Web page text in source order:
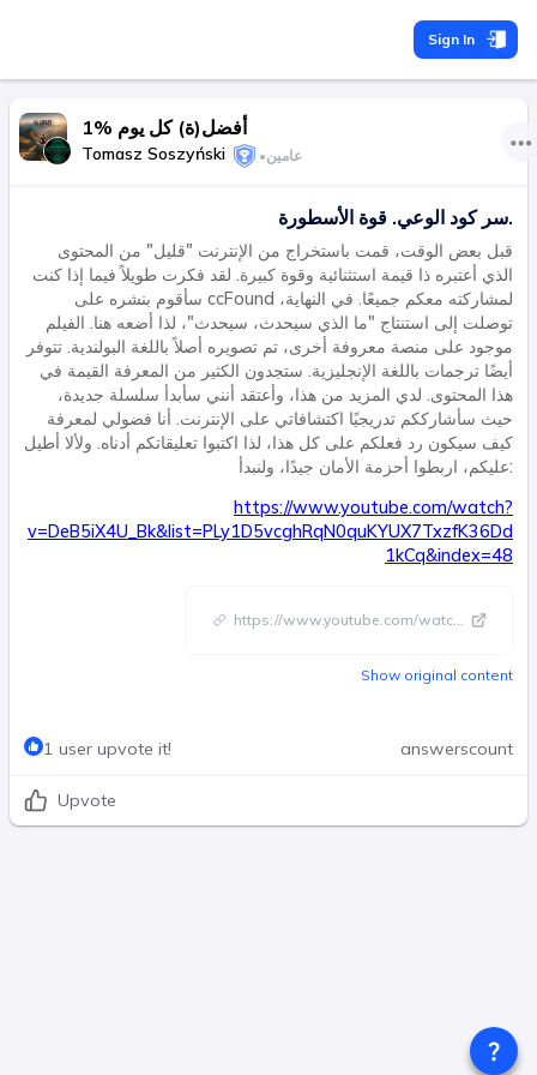
Sign In
1% أفضل(ة) كل يوم
Tomasz Soszyński •عامين
سر كود الوعي. قوة الأسطورة.
قبل بعض الوقت، قمت باستخراج من الإنترنت "قليل" من المحتوى
الذي أعتبره ذا قيمة استثنائية وقوة كبيرة. لقد فكرت طويلاً فيما إذا كنت
سأقوم بنشره على ccFound لمشاركته معكم جميعًا. في النهاية،
توصلت إلى استنتاج "ما الذي سيحدث، سيحدث"، لذا أضعه هنا. الفيلم
موجود على منصة معروفة أخرى، تم تصويره أصلاً باللغة البولندية. تتوفر
أيضًا ترجمات باللغة الإنجليزية. ستجدون الكثير من المعرفة القيمة في
هذا المحتوى. لدي المزيد من هذا، وأعتقد أنني سأبدأ سلسلة جديدة،
حيث سأشارككم تدريجيًا اكتشافاتي على الإنترنت. أنا فضولي لمعرفة
كيف سيكون رد فعلكم على كل هذا، لذا اكتبوا تعليقاتكم أدناه. ولألا أطيل
عليكم، اربطوا أحزمة الأمان جيدًا، ولنبدأ:
https://www.youtube.com/watch?
v=DeB5iX4U_Bk&list=PLy1D5vcghRqN0quKYUX7TxzfK36Dd
1kCq&index=48
https://www.youtube.com/watc
Show original content
1 user upvote it! answerscount
Upvote